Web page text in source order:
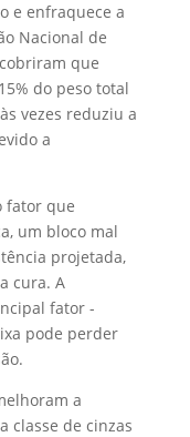
e enfraquece a
Nacional de
que
do peso total
vezes reduziu a
a
fator que
um bloco mal
projetada,
cura. A
fator -
pode perder
a
classe de cinzas